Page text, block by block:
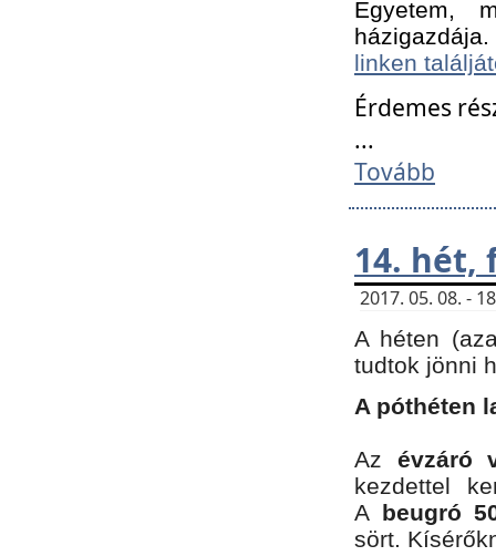
Egyetem,
linken
Érdemes
...
Tovább
14. hét,
2017. 05. 08. -
A héten
tudtok jönni
A póthéten
Az évzáró
kezdettel
A beugró
sört.